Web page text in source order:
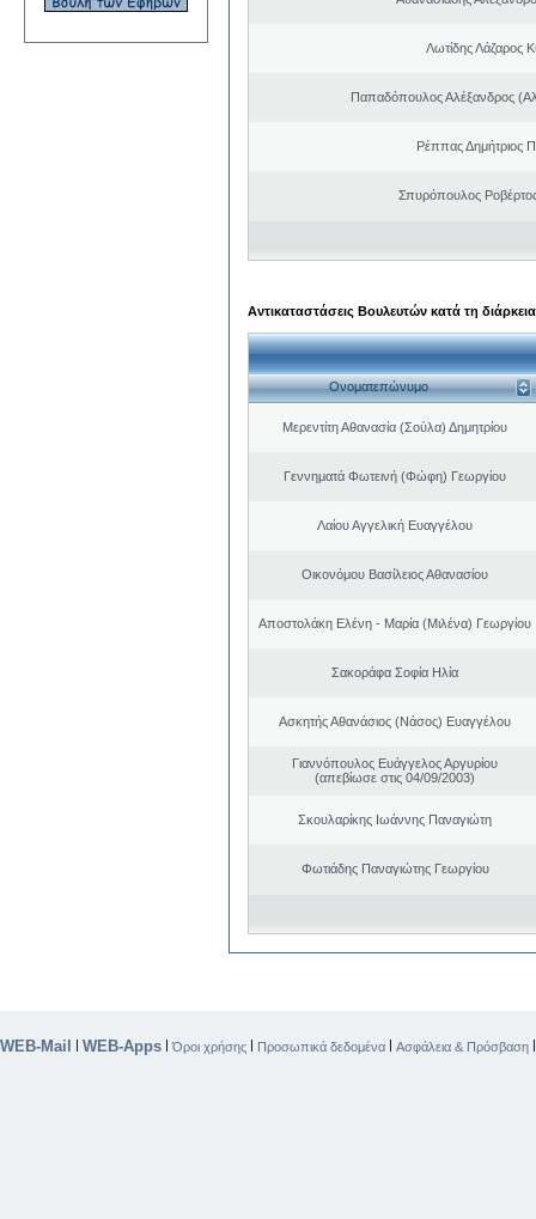
Λωτίδης Λάζαρος
Παπαδόπουλος Αλέξανδρος
Ρέππας Δημήτριος
Σπυρόπουλος
Αντικαταστάσεις Βουλευτών κατά τη
Ονοματεπώνυμο
Μερεντίτη Αθανασία (Σούλα) Δημητρίου
Γεννηματά Φωτεινή (Φώφη) Γεωργίου
Λαίου Αγγελική Ευαγγέλου
Οικονόμου Βασίλειος Αθανασίου
Αποστολάκη Ελένη - Μαρία (Μιλένα) Γεωργίου
Σακοράφα Σοφία Ηλία
Ασκητής Αθανάσιος (Νάσος) Ευαγγέλου
Γιαννόπουλος Ευάγγελος Αργυρίου
(απεβίωσε στις 04/09/2003)
Σκουλαρίκης Ιωάννης Παναγιώτη
Φωτιάδης Παναγιώτης Γεωργίου
WEB-Mail | WEB-Apps |Όροι χρήσης | Προσωπικά δεδομένα | Ασφάλεια & Πρόσβαση